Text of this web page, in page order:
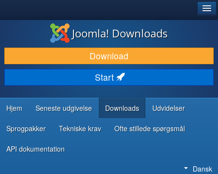
DOWNLOAD & UDVID
OPDAG & LÆR
FÆLLESSKABET & SUPPORT
UDVIKLERRESSOURCER
Joomla! Downloads
Download
Start
Hjem Seneste udgivelse Downloads Udvidelser
Sprogpakker Tekniske krav Ofte stillede spørgsmål
API dokumentation
Dansk